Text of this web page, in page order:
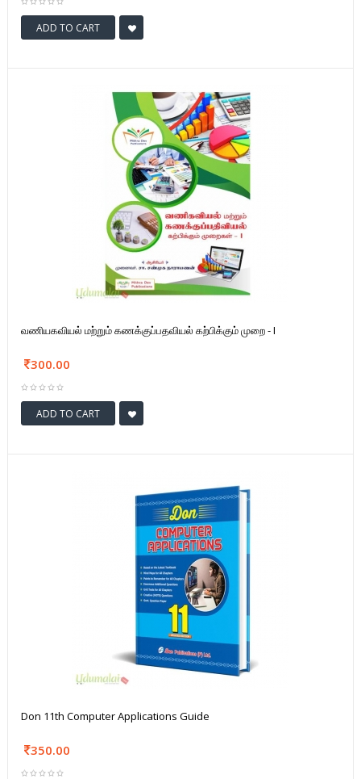
ADD TO CART
வணியகவியல் மற்றும் கணக்குப்பதவியல் கற்பிக்கும் முறை - I
300.00
ADD TO CART
Don 11th Computer Applications Guide
350.00